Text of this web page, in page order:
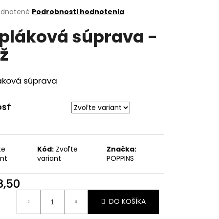
Podrobnosti hodnotenia
súprava -
súprava
Kód: Zvoľte
variant
Značka:
POPPINS
DO KOŠÍKA